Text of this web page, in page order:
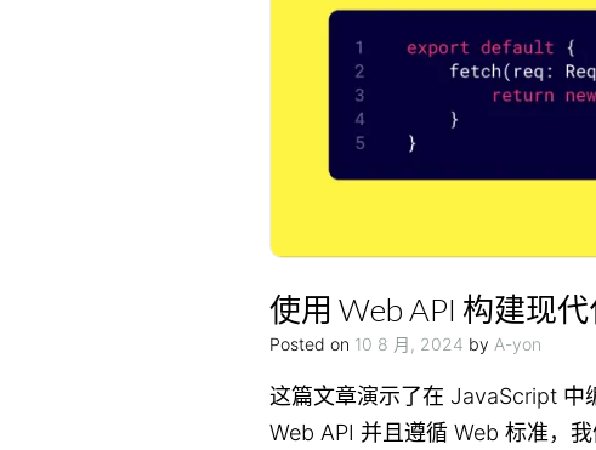
使用 Web API 构建现
Posted on 10 8 月, 2024 by A-yon
这篇文章演示了在 JavaScript 中
Web API 并且遵循 Web 标准，